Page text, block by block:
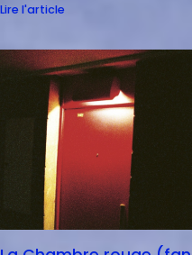
Lire l'article